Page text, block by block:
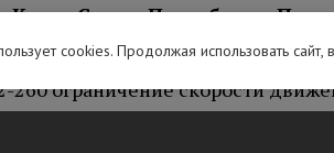
Санкт-Петербург –
с Королевством Норвегия:
260 ограничение скорости
очистка, ремонт, выправка,
cookies. Продолжая использовать